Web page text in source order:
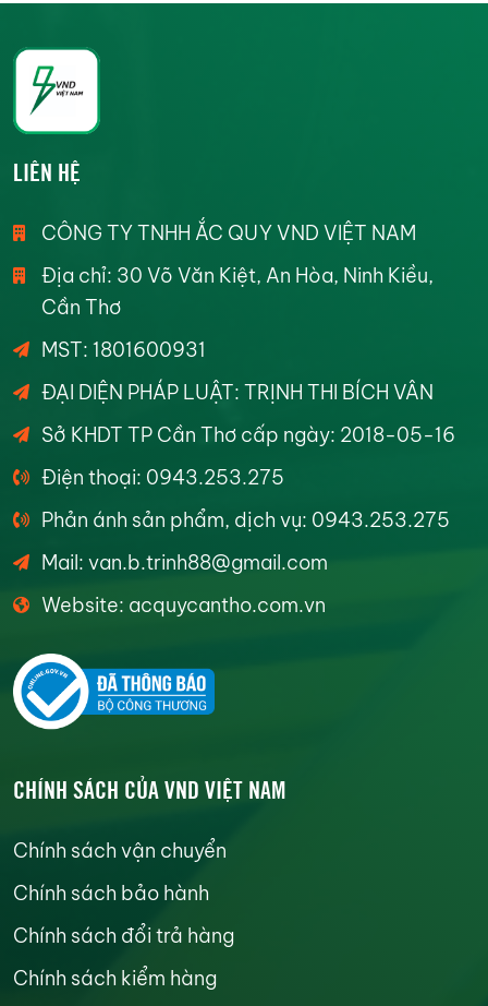
LIÊN HỆ
CÔNG TY TNHH ẮC QUY VND VIỆT NAM
Địa chỉ: 30 Võ Văn Kiệt, An Hòa, Ninh Kiều,
Cần Thơ
MST: 1801600931
ĐẠI DIỆN PHÁP LUẬT: TRỊNH THI BÍCH VÂN
Sở KHDT TP Cần Thơ cấp ngày: 2018-05-16
Điện thoại: 0943.253.275
Phản ánh sản phẩm, dịch vụ: 0943.253.275
Mail: van.b.trinh88@gmail.com
Website: acquycantho.com.vn
CHÍNH SÁCH CỦA VND VIỆT NAM
Chính sách vận chuyển
Chính sách bảo hành
Chính sách đổi trả hàng
Chính sách kiểm hàng